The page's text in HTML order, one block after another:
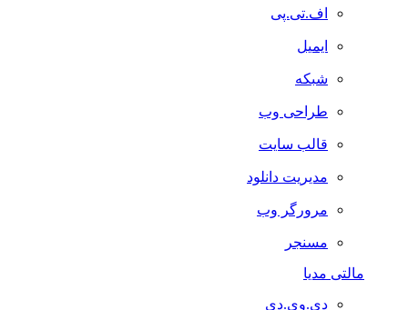
اف.تی.پی
ایمیل
شبکه
طراحی وب
قالب سایت
مدیریت دانلود
مرورگر وب
مسنجر
مالتی مدیا
دی.وی.دی